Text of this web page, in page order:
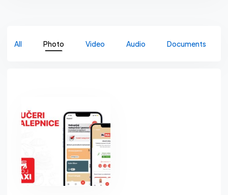
All Photo Video Audio Documents